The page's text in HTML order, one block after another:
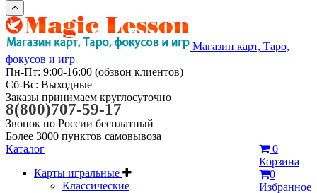
Магазин карт, Таро,
фокусов и игр
Пн-Пт: 9:00-16:00 (обзвон клиентов)
Сб-Вс: Выходные
Заказы принимаем круглосуточно
8(800)707-59-17
Звонок по России бесплатный
Более 3000 пунктов самовывоза
0
Корзина
0
Избранное
Каталог
Карты игральные
Классические